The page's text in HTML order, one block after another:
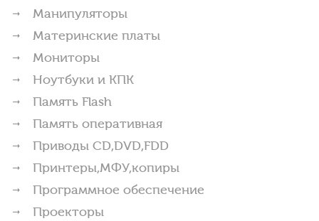
Манипуляторы
Материнские платы
Мониторы
Ноутбуки и КПК
Память Flash
Память оперативная
Приводы CD,DVD,FDD
Принтеры,МФУ,копиры
Программное обеспечение
Проекторы